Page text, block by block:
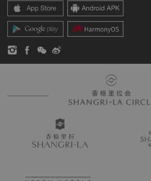
香格里拉公寓
联系方式
新闻稿